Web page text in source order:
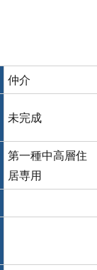
仲介
未完成
第一種中高層住
居専用